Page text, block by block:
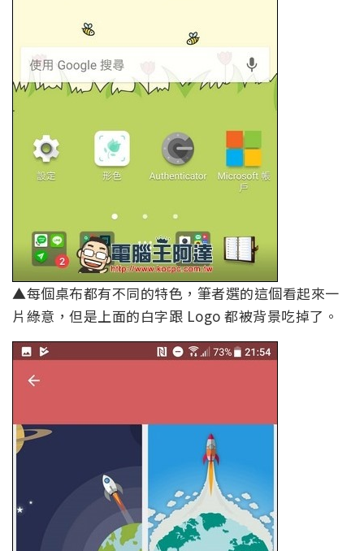
▲每個桌布都有不同的特色，筆者選的這個看起來一
片綠意，但是上面的白字跟 Logo 都被背景吃掉了。